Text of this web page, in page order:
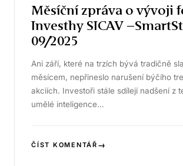
Měsíční zpráva o vývoji
Investhy SICAV
09/2025
Ani září, které na trzích bývá tradičně
měsícem, nepřineslo narušení býčího
akciích. Investoři stále sdílejí nadšení z
umělé inteligence…
ČÍST KOMENTÁŘ →